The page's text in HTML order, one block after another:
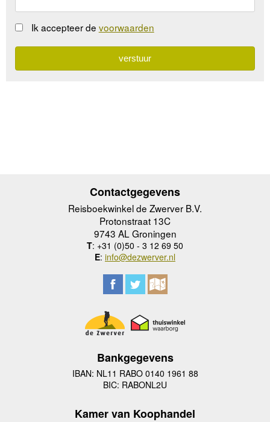
Ik accepteer de voorwaarden
Contactgegevens
Reisboekwinkel de Zwerver B.V.
Protonstraat 13C
9743 AL Groningen
T: +31 (0)50 - 3 12 69 50
E: info@dezwerver.nl
Bankgegevens
IBAN: NL11 RABO 0140 1961 88
BIC: RABONL2U
Kamer van Koophandel